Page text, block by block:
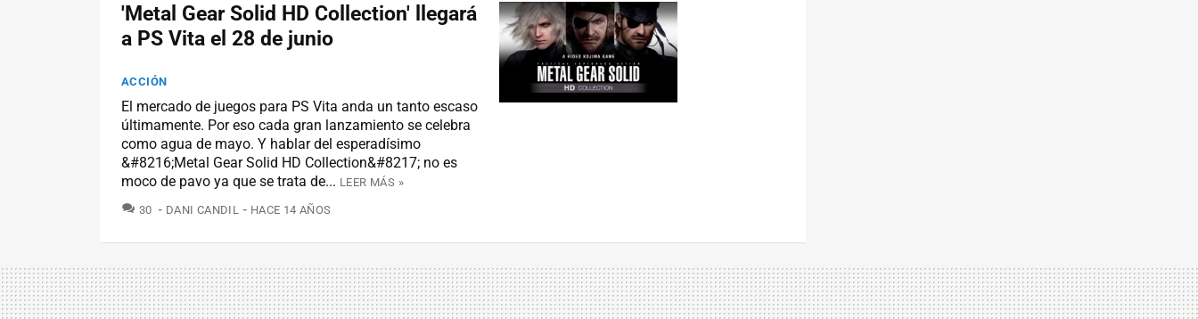
'Metal Gear Solid HD Collection' llegará
a PS Vita el 28 de junio
ACCIÓN
El mercado de juegos para PS Vita anda un tanto escaso
últimamente. Por eso cada gran lanzamiento se celebra
como agua de mayo. Y hablar del esperadísimo
&#8216;Metal Gear Solid HD Collection&#8217; no es
moco de pavo ya que se trata de... LEER MÁS »
30 COMENTARIOS
DANI CANDIL HACE 14 AÑOS